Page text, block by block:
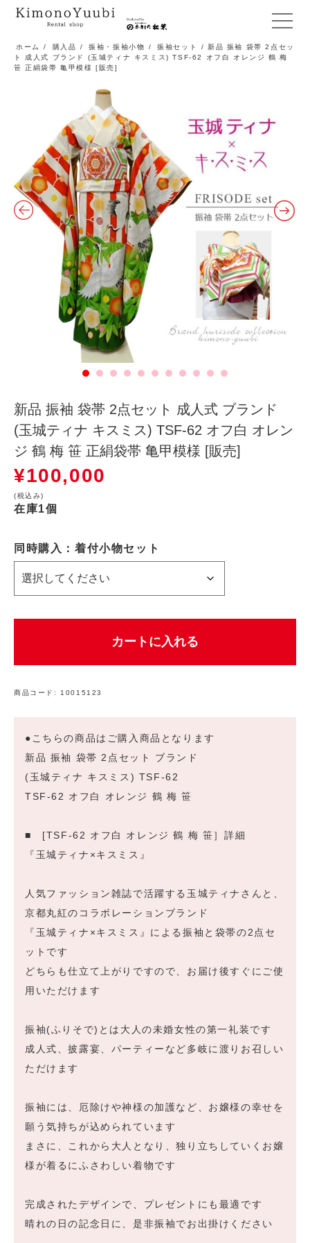
メ
ニ
ュ
ホーム / 購入品 / 振袖・振袖小物 / 振袖セット
/ 新品 振袖 袋帯 2点セッ
ト 成人式 ブランド (玉城ティナ キスミス) TSF-62 オフ白 オレンジ 鶴 梅
笹 正絹袋帯 亀甲模様 [販売]
新品 振袖 袋帯 2点セット 成人式 ブランド
(玉城ティナ キスミス) TSF-62 オフ白 オレン
ジ 鶴 梅 笹 正絹袋帯 亀甲模様 [販売]
¥100,000
(税込み)
在庫1個
同時購入：着付小物セット
カートに入れる
商品コード: 10015123
●こちらの商品はご購入商品となります
新品 振袖 袋帯 2点セット ブランド
(玉城ティナ キスミス) TSF-62
TSF-62 オフ白 オレンジ 鶴 梅 笹
■ [TSF-62 オフ白 オレンジ 鶴 梅 笹］詳細
『玉城ティナ×キスミス』
人気ファッション雑誌で活躍する玉城ティナさんと、
京都丸紅のコラボレーションブランド
『玉城ティナ×キスミス』による振袖と袋帯の2点セ
ットです
どちらも仕立て上がりですので、お届け後すぐにご使
用いただけます
振袖(ふりそで)とは大人の未婚女性の第一礼装です
成人式、披露宴、パーティーなど多岐に渡りお召しい
ただけます
振袖には、厄除けや神様の加護など、お嬢様の幸せを
願う気持ちが込められています
まさに、これから大人となり、独り立ちしていくお嬢
様が着るにふさわしい着物です
完成されたデザインで、プレゼントにも最適です
晴れの日の記念日に、是非振袖でお出掛けください